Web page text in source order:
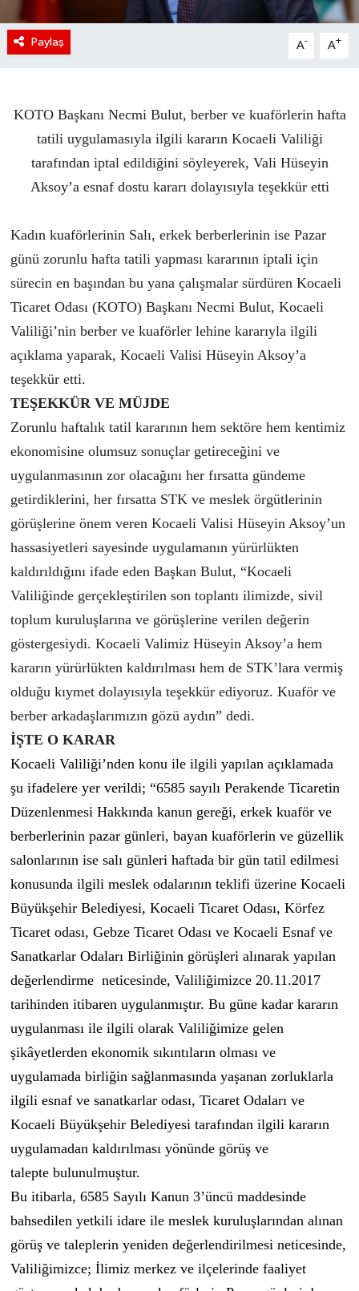
Paylaş A- A+
KOTO Başkanı Necmi Bulut, berber ve kuaförlerin hafta
tatili uygulamasıyla ilgili kararın Kocaeli Valiliği
tarafından iptal edildiğini söyleyerek, Vali Hüseyin
Aksoy’a esnaf dostu kararı dolayısıyla teşekkür etti
Kadın kuaförlerinin Salı, erkek berberlerinin ise Pazar
günü zorunlu hafta tatili yapması kararının iptali için
sürecin en başından bu yana çalışmalar sürdüren Kocaeli
Ticaret Odası (KOTO) Başkanı Necmi Bulut, Kocaeli
Valiliği’nin berber ve kuaförler lehine kararıyla ilgili
açıklama yaparak, Kocaeli Valisi Hüseyin Aksoy’a
teşekkür etti.
TEŞEKKÜR VE MÜJDE
Zorunlu haftalık tatil kararının hem sektöre hem kentimiz
ekonomisine olumsuz sonuçlar getireceğini ve
uygulanmasının zor olacağını her fırsatta gündeme
getirdiklerini, her fırsatta STK ve meslek örgütlerinin
görüşlerine önem veren Kocaeli Valisi Hüseyin Aksoy’un
hassasiyetleri sayesinde uygulamanın yürürlükten
kaldırıldığını ifade eden Başkan Bulut, “Kocaeli
Valiliğinde gerçekleştirilen son toplantı ilimizde, sivil
toplum kuruluşlarına ve görüşlerine verilen değerin
göstergesiydi. Kocaeli Valimiz Hüseyin Aksoy’a hem
kararın yürürlükten kaldırılması hem de STK’lara vermiş
olduğu kıymet dolayısıyla teşekkür ediyoruz. Kuaför ve
berber arkadaşlarımızın gözü aydın” dedi.
İŞTE O KARAR
Kocaeli Valiliği’nden konu ile ilgili yapılan açıklamada
şu ifadelere yer verildi; “6585 sayılı Perakende Ticaretin
Düzenlenmesi Hakkında kanun gereği, erkek kuaför ve
berberlerinin pazar günleri, bayan kuaförlerin ve güzellik
salonlarının ise salı günleri haftada bir gün tatil edilmesi
konusunda ilgili meslek odalarının teklifi üzerine Kocaeli
Büyükşehir Belediyesi, Kocaeli Ticaret Odası, Körfez
Ticaret odası, Gebze Ticaret Odası ve Kocaeli Esnaf ve
Sanatkarlar Odaları Birliğinin görüşleri alınarak yapılan
değerlendirme neticesinde, Valiliğimizce 20.11.2017
tarihinden itibaren uygulanmıştır. Bu güne kadar kararın
uygulanması ile ilgili olarak Valiliğimize gelen
şikâyetlerden ekonomik sıkıntıların olması ve
uygulamada birliğin sağlanmasında yaşanan zorluklarla
ilgili esnaf ve sanatkarlar odası, Ticaret Odaları ve
Kocaeli Büyükşehir Belediyesi tarafından ilgili kararın
uygulamadan kaldırılması yönünde görüş ve
talepte bulunulmuştur.
Bu itibarla, 6585 Sayılı Kanun 3’üncü maddesinde
bahsedilen yetkili idare ile meslek kuruluşlarından alınan
görüş ve taleplerin yeniden değerlendirilmesi neticesinde,
Valiliğimizce; İlimiz merkez ve ilçelerinde faaliyet